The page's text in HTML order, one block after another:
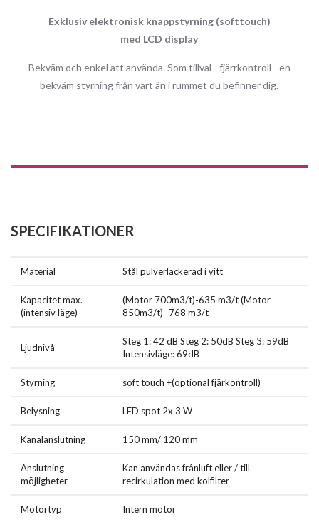
Exklusiv elektronisk knappstyrning (softtouch)
med LCD display
Bekväm och enkel att använda. Som tillval - fjärrkontroll - en
bekväm styrning från vart än i rummet du befinner dig.
SPECIFIKATIONER
Material Stål pulverlackerad i vitt
Kapacitet max.
(intensiv läge)
(Motor 700m3/t)-635 m3/t (Motor
850m3/t)- 768 m3/t
Ljudnivå
Steg 1: 42 dB Steg 2: 50dB Steg 3: 59dB
Intensivläge: 69dB
Styrning soft touch +(optional fjärkontroll)
Belysning LED spot 2x 3 W
Kanalanslutning 150 mm/ 120 mm
Anslutning
möjligheter
Kan användas frånluft eller / till
recirkulation med kolfilter
Motortyp Intern motor